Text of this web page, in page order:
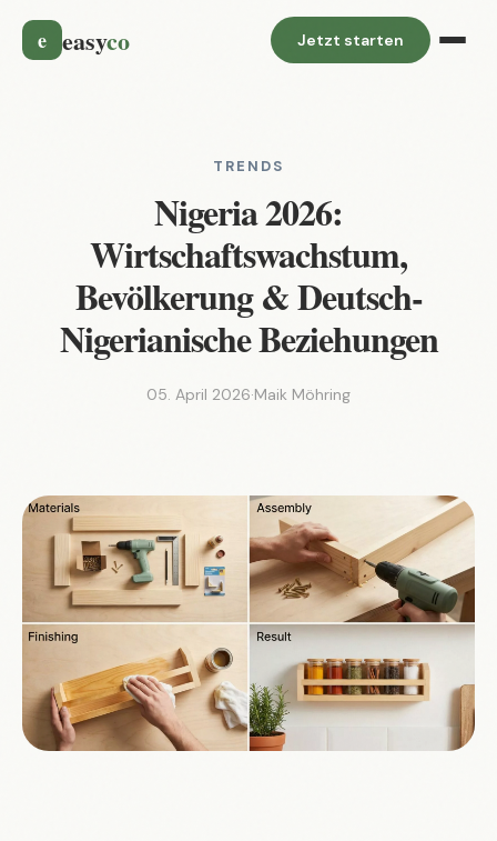
e easyco Jetzt starten
TRENDS
Nigeria 2026:
Wirtschaftswachstum,
Bevölkerung & Deutsch-
Nigerianische Beziehungen
05. April 2026·Maik Möhring